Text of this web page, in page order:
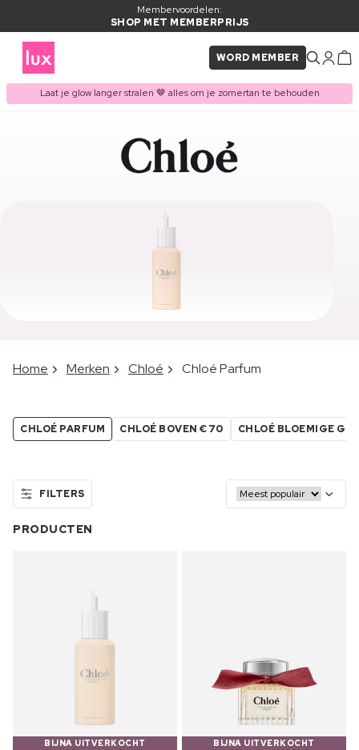
Membervoordelen:
SHOP MET MEMBERPRIJS
WORD MEMBER
Laat je glow langer stralen 🤎 alles om je zomertan te behouden
Home Merken Chloé Chloé Parfum
CHLOÉ PARFUM CHLOÉ BOVEN €70 CHLOÉ BLOEMIGE
FILTERS
PRODUCTEN
BIJNA UITVERKOCHT
BIJNA UITVERKOCHT